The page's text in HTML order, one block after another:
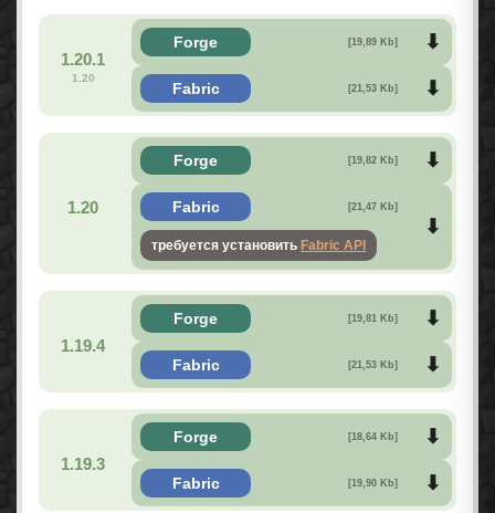
1.20.1
1.20
Forge [19,89 Kb]
Fabric [21,53 Kb]
1.20
Forge [19,82 Kb]
Fabric [21,47 Kb]
требуется установить Fabric API
1.19.4
Forge [19,81 Kb]
Fabric [21,53 Kb]
1.19.3
Forge [18,64 Kb]
Fabric [19,90 Kb]